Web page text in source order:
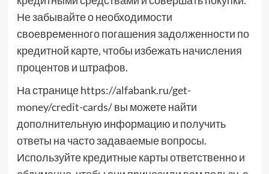
Не забывайте о необходимости
своевременного погашения задолженности по
кредитной карте, чтобы избежать начисления
процентов и штрафов.
На странице https://alfabank.ru/get-
money/credit-cards/ вы можете найти
дополнительную информацию и получить
ответы на часто задаваемые вопросы.
Используйте кредитные карты ответственно и